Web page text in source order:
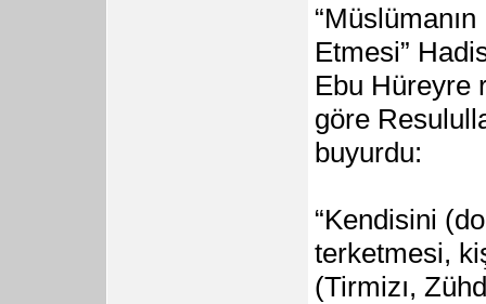
Etmesi”
Ebu Hüreyre
göre
buyurdu:
“Kendisini
terketmesi,
(Tirmizı,